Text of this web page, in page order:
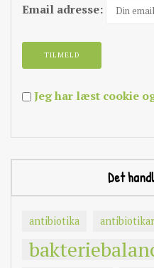
Email adresse:
Jeg har læst cookie
Det
antibiotika